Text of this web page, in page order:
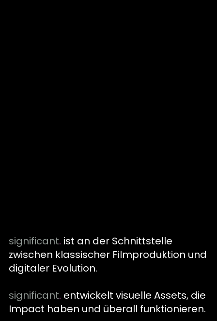
significant. ist an der Schnittstelle
zwischen klassischer Filmproduktion und
digitaler Evolution.
significant. entwickelt visuelle Assets, die
Impact haben und überall funktionieren.